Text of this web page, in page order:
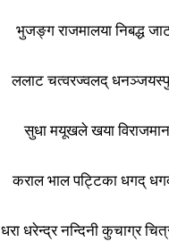
भुजङ्ग राजमालया निबद्ध
ललाट चत्वरज्वलद्
सुधा मयूखले खया
कराल भाल पट्टिका धगद्
धरा धरेन्द्र नन्दिनी कुचाग्र